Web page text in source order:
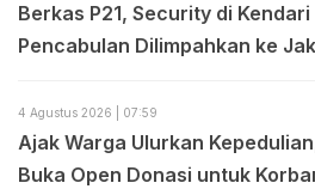
Berkas P21, Security di
Pencabulan Dilimpahkan ke
4 Agustus 2026 | 07:59
Ajak Warga Ulurkan
Buka Open Donasi untuk